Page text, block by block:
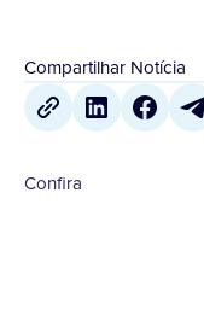
Compartilhar Notícia
Confira